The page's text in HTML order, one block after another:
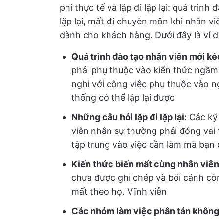
phí thực tế và lặp đi lặp lại: quá trình
lặp lại, mất đi chuyên môn khi nhân
dành cho khách hàng. Dưới đây là ví
Quá trình đào tạo nhân viên mới
phải phụ thuộc vào kiến thức
nghi với công việc phụ thuộc vào
thống có thể lặp lại được
Những câu hỏi lặp đi lặp lại: Các
viên nhân sự thường phải đóng
tập trung vào việc cần làm mà
Kiến thức biến mất cùng nhân
chưa được ghi chép và bối cảnh
mất theo họ. Vĩnh viễn
Các nhóm làm việc phân tán